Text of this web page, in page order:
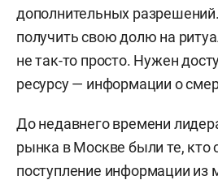
дополнительных
получить свою долю на
не так-то просто. Нужен
ресурсу — информации о
До недавнего времени
рынка в Москве были те, кто
поступление информации из